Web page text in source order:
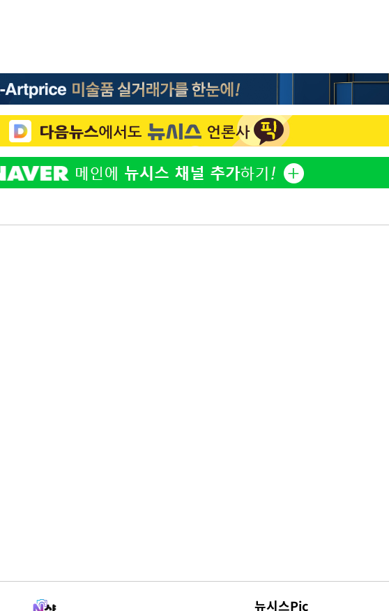
다수 역전 우승…데뷔 10년 차에 첫
공원서 헤엄친 구렁이 '소동'
카전 68분만 뛰고 슈팅 0개
드 입단식…'전례 없는 특급대우'
메라로 본 폭염 저감시설 '온도차'
루만에 차량폭탄 폭발 사건
남부에서 레바논군 3명 폭발로 부상
뉴시스Pic
2
LAFC 손흥민,
격…득점포 재
3
이강인, 오늘
식…'전례 없
4
'여긴 20도, 저
5
제니, 동거 여